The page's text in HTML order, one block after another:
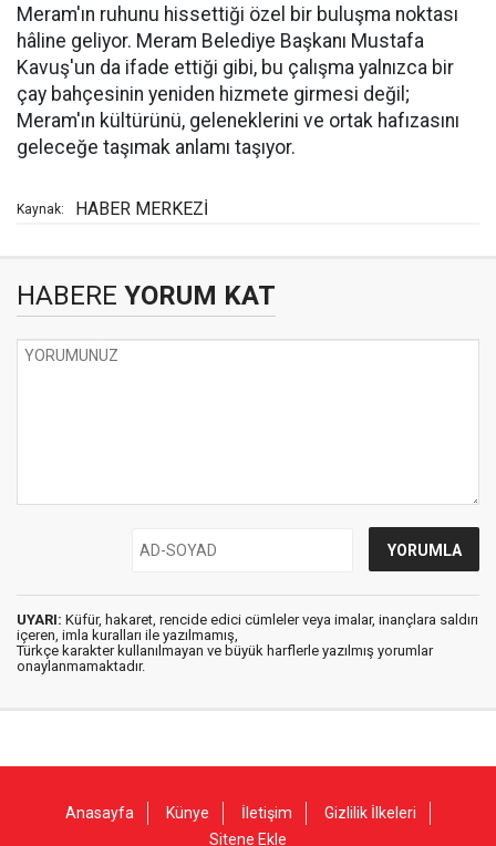
Meram'ın ruhunu hissettiği özel bir buluşma noktası
hâline geliyor. Meram Belediye Başkanı Mustafa
Kavuş'un da ifade ettiği gibi, bu çalışma yalnızca bir
çay bahçesinin yeniden hizmete girmesi değil;
Meram'ın kültürünü, geleneklerini ve ortak hafızasını
geleceğe taşımak anlamı taşıyor.
Kaynak: HABER MERKEZİ
HABERE YORUM KAT
UYARI: Küfür, hakaret, rencide edici cümleler veya imalar, inançlara saldırı
içeren, imla kuralları ile yazılmamış,
Türkçe karakter kullanılmayan ve büyük harflerle yazılmış yorumlar
onaylanmamaktadır.
Anasayfa Künye İletişim
Gizlilik İlkeleri
Sitene Ekle